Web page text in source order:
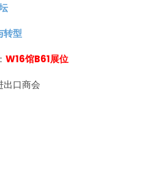
转型
W16馆B61展位
出口商会